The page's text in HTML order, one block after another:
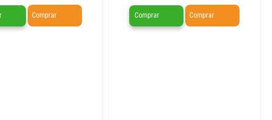
Comprar Comprar Comprar